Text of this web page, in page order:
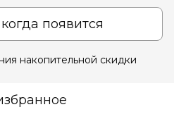
появится
накопительной скидки